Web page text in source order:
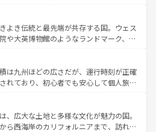
の発祥地であるランス、プロヴァンスの
ー畑など、多彩な楽しみ方が可能だ。さ
地域にも魅力が溢れており、どの街角に
ぶとそれぞれで全く異なる文化を体験で
だろう。 なお、新着のフランス情報はコンテンツ一覧
。
、どこを歩いても飽きることがない。ベ
気、バイエルン州のアルプスの絶景、そ
のワイン畑といった風景は必見。ビール
ぜひ体験してほしい。 なお、新着の
テンツ一覧を参照してほしい。
よき伝統と最先端が共存する国。ウェス
や大英博物館のようなランドマーク、歴
魅力がある。また、優雅なアフタヌーン
きにはたまらない英国パブ、サッカー観
らこそできる体験も豊富。イギリスを旅
てほしい。
は九州ほどの広さだが、運行時刻が正確
れており、初心者でも安心して個人旅行
残る町や、スイスならではのユニークな
ルプス観光だけでなく町歩きも満喫する
民の所得が高いため物価も高いが、旅行
、広大な土地と多様な文化が魅力の国。
ら西海岸のカリフォルニアまで、訪れる